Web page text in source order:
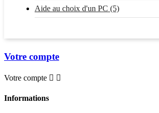
Aide au choix d'un PC (5)
Votre compte
Votre compte  
Informations